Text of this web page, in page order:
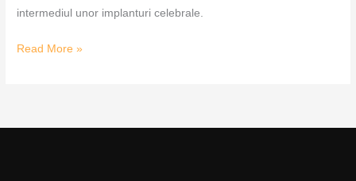
intermediul unor implanturi celebrale.
Read More »